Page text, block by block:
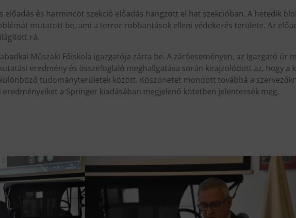
és harmincöt szekció előadás hangzott el hat szekcióban. A hetedik
mutatott be, ami a terror robbantások elleni védekezés területe. Az
rá.
Műszaki Főiskola igazgatója zárta be. A záróeseményen, az Igazgató
eredmény és összefoglaló meghallgatása során kirajzolódott az, hogy
tudományterületek között. Köszönetet mondott továbbá a
a Springer kiadásában megjelenő kötetben jelentessék meg.